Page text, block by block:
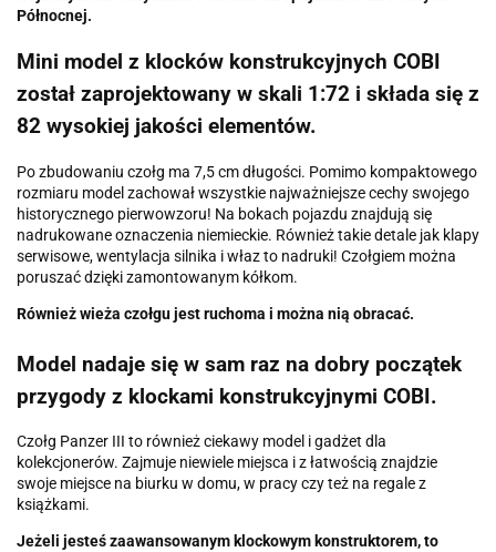
Północnej.
Mini model z klocków konstrukcyjnych COBI
został zaprojektowany w skali 1:72 i składa się z
82 wysokiej jakości elementów.
Po zbudowaniu czołg ma 7,5 cm długości. Pomimo kompaktowego
rozmiaru model zachował wszystkie najważniejsze cechy swojego
historycznego pierwowzoru! Na bokach pojazdu znajdują się
nadrukowane oznaczenia niemieckie. Również takie detale jak klapy
serwisowe, wentylacja silnika i właz to nadruki! Czołgiem można
poruszać dzięki zamontowanym kółkom.
Również wieża czołgu jest ruchoma i można nią obracać.
Model nadaje się w sam raz na dobry początek
przygody z klockami konstrukcyjnymi COBI.
Czołg Panzer III to również ciekawy model i gadżet dla
kolekcjonerów. Zajmuje niewiele miejsca i z łatwością znajdzie
swoje miejsce na biurku w domu, w pracy czy też na regale z
książkami.
Jeżeli jesteś zaawansowanym klockowym konstruktorem, to